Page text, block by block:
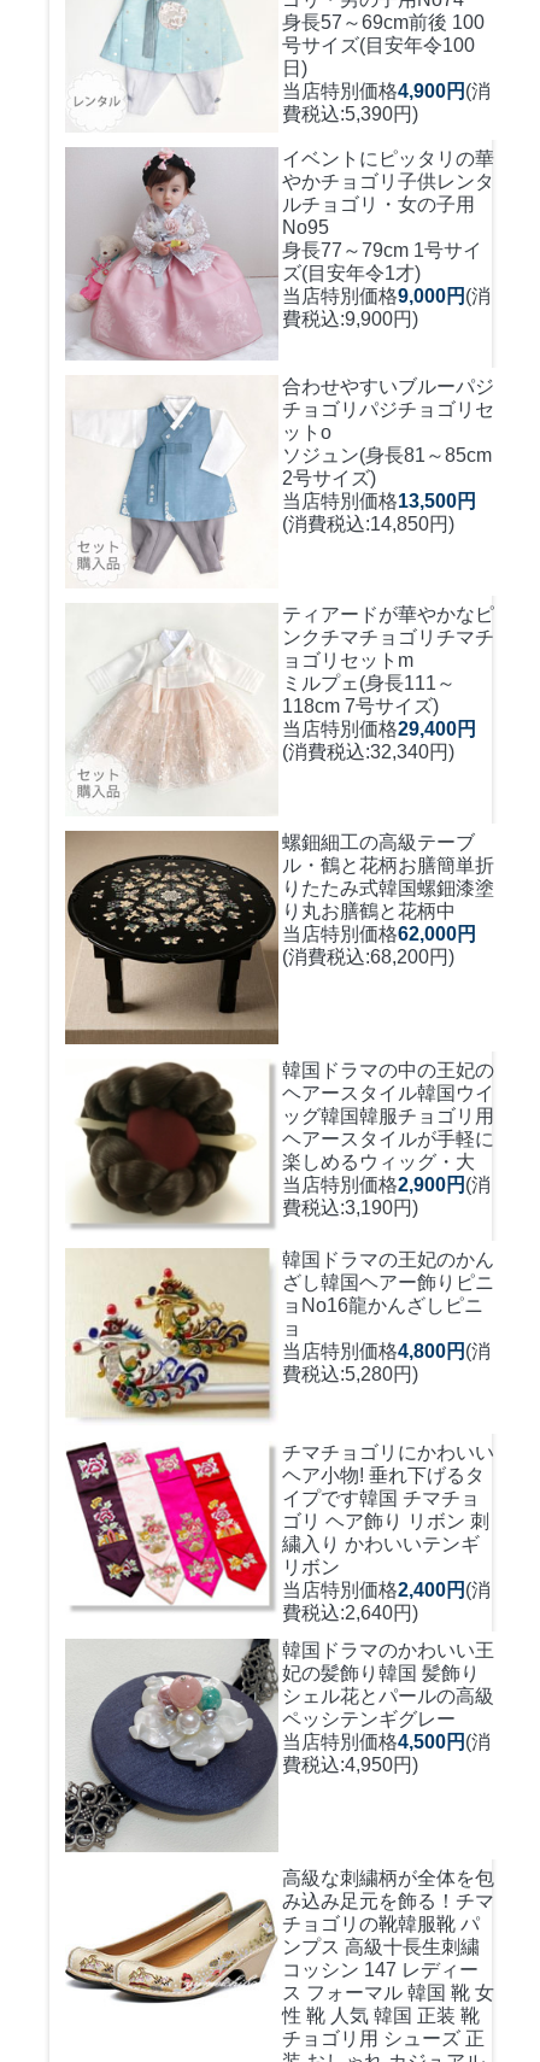
身長57～69cm前後 100
号サイズ(目安年令100
日)
当店特別価格4,900円 (消
費税込:5,390円)
イベントにピッタリの華
やかチョゴリ 子供レンタ
ルチョゴリ・女の子用
No95
身長77～79cm 1号サイ
ズ(目安年令1才)
当店特別価格9,000円 (消
費税込:9,900円)
合わせやすいブルーパジ
チョゴリ パジチョゴリセ
ットo
ソジュン(身長81～85cm
2号サイズ)
当店特別価格13,500円
(消費税込:14,850円)
ティアードが華やかなピ
ンクチマチョゴリ チマチ
ョゴリセットm
ミルプェ(身長111～
118cm 7号サイズ)
当店特別価格29,400円
(消費税込:32,340円)
螺鈿細工の高級テーブ
ル・鶴と花柄お膳簡単折
りたたみ式韓国螺鈿漆塗
り丸お膳鶴と花柄中
当店特別価格62,000円
(消費税込:68,200円)
韓国ドラマの中の王妃の
ヘアースタイル韓国ウイ
ッグ韓国韓服チョゴリ用
ヘアースタイルが手軽に
楽しめるウィッグ・大
当店特別価格2,900円 (消
費税込:3,190円)
韓国ドラマの王妃のかん
ざし韓国ヘアー飾りピニ
ョNo16龍かんざしピニ
ョ
当店特別価格4,800円 (消
費税込:5,280円)
チマチョゴリにかわいい
ヘア小物! 垂れ下げるタ
イプです韓国 チマチョ
ゴリ ヘア飾り リボン 刺
繍入り かわいいテンギ
リボン
当店特別価格2,400円 (消
費税込:2,640円)
韓国ドラマのかわいい王
妃の髪飾り 韓国 髪飾り
シェル花とパールの高級
ペッシテンギグレー
当店特別価格4,500円 (消
費税込:4,950円)
高級な刺繍柄が全体を包
み込み足元を飾る！ チマ
チョゴリの靴韓服靴 パ
ンプス 高級十長生刺繍
コッシン 147 レディー
ス フォーマル 韓国 靴 女
性 靴 人気 韓国 正装 靴
チョゴリ用 シューズ 正